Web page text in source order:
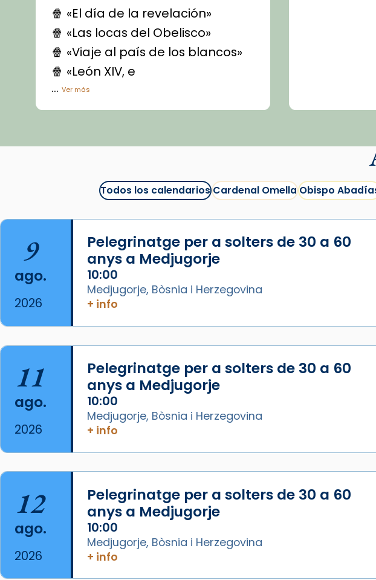
🍿 «El día de la revelación»
🍿 «Las locas del Obelisco»
🍿 «Viaje al país de los blancos»
🍿 «León XIV, e
...Ver más
Vídeo
La Carmina va patir depressió.
arribar el seu testimoni al papa
Lleó XIV.
Recupera l'entrevista
compVatican News tican News 👇
Foto
View on Facebook Share
Arquebisbat de Barcelona
Semproniana ens ajuden a alçar
la mirada»
Mons. Sergi Gordo, bisbe de
Tortosa, ha presidit aquest 27 de
juliol la missa de Les Santes de
Mataró.
Todos los calendariosCardenal OmellaObispo
9
ago.
2026
Pelegrinatge per a solters de 30 a 60
anys a Medjugorje
10:00
Medjugorje, Bòsnia i Herzegovina
+ info
11
ago.
2026
Pelegrinatge per a solters de 30 a 60
anys a Medjugorje
10:00
Medjugorje, Bòsnia i Herzegovina
+ info
12
ago.
2026
Pelegrinatge per a solters de 30 a 60
anys a Medjugorje
10:00
Medjugorje, Bòsnia i Herzegovina
+ info